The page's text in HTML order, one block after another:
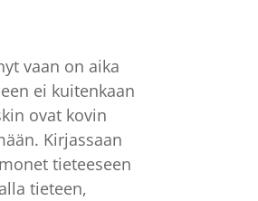
vaan on aika
ei kuitenkaan
ovat kovin
Kirjassaan
tieteeseen
tieteen,